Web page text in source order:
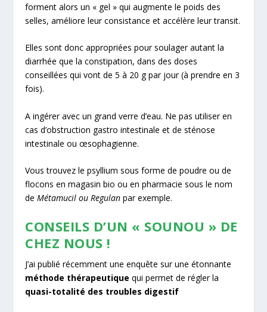
forment alors un « gel » qui augmente le poids des
selles, améliore leur consistance et accélère leur transit.
Elles sont donc appropriées pour soulager autant la
diarrhée que la constipation, dans des doses
conseillées qui vont de 5 à 20 g par jour (à prendre en 3
fois).
A ingérer avec un grand verre d’eau. Ne pas utiliser en
cas d’obstruction gastro intestinale et de sténose
intestinale ou œsophagienne.
Vous trouvez le psyllium sous forme de poudre ou de
flocons en magasin bio ou en pharmacie sous le nom
deMétamucil ou Regulanpar exemple.
CONSEILS D’UN « SOUNOU » DE
CHEZ NOUS !
J’ai publié récemment une enquête sur une étonnante
méthode thérapeutiquequi permet de régler la
quasi-totalité des troubles digestif